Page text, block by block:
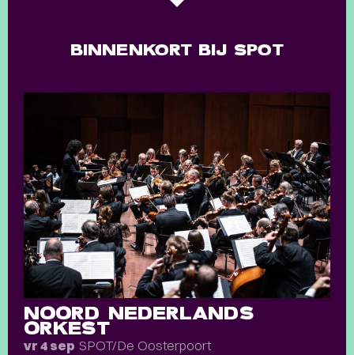
BINNENKORT BIJ SPOT
NOORD NEDERLANDS
ORKEST
vr 4 sep SPOT/De Oosterpoort